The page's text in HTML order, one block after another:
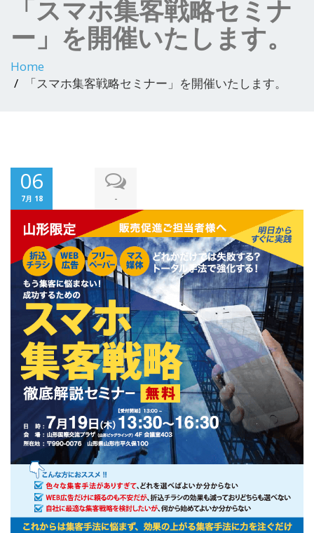
「スマホ集客戦略セミナ
ー」を開催いたします。
Home
「スマホ集客戦略セミナー」を開催いたします。
06
7月 18 -